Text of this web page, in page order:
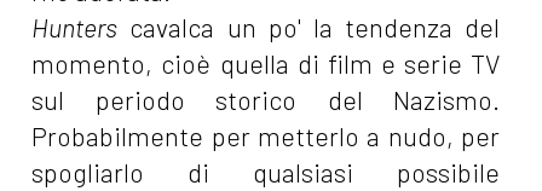
Hunters cavalca un po' la tendenza del
momento, cioè quella di film e serie TV
sul periodo storico del Nazismo.
Probabilmente per metterlo a nudo, per
spogliarlo di qualsiasi possibile